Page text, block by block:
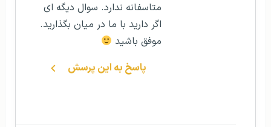
متاسفانه ندارد. سوال دیگه ای
اگر دارید با ما در میان بگذارید.
موفق باشید
پاسخ به این پرسش